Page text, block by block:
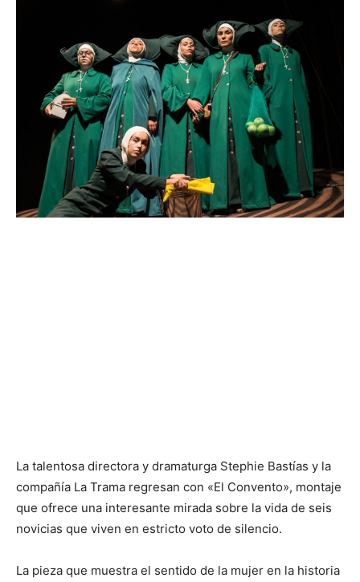
La talentosa directora y dramaturga Stephie Bastías y la
compañía La Trama regresan con «El Convento», montaje
que ofrece una interesante mirada sobre la vida de seis
novicias que viven en estricto voto de silencio.
La pieza que muestra el sentido de la mujer en la historia